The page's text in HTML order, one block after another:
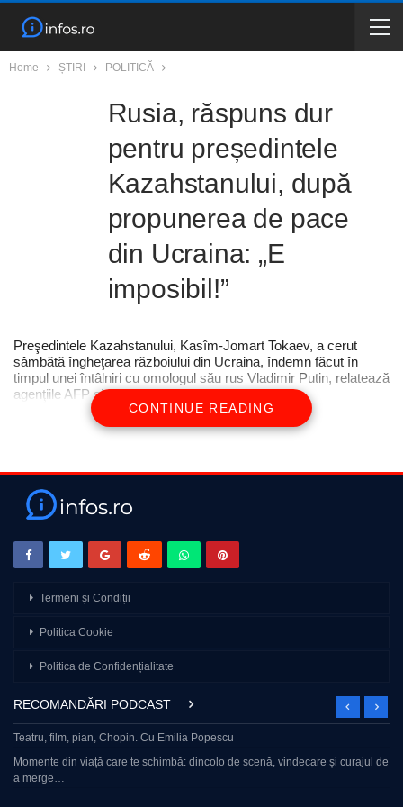
Home ȘTIRI POLITICĂ
Rusia, răspuns dur
pentru președintele
Kazahstanului, după
propunerea de pace
din Ucraina: „E
imposibil!”
Preşedintele Kazahstanului, Kasîm-Jomart Tokaev, a cerut
sâmbătă îngheţarea războiului din Ucraina, îndemn făcut în
timpul unei întâlniri cu omologul său rus Vladimir Putin, relatează
agenţiile AFP şi EFE, conform Agerpres.
CONTINUE READING
Termeni și Condiții
Politica Cookie
Politica de Confidențialitate
RECOMANDĂRI PODCAST
Teatru, film, pian, Chopin. Cu Emilia Popescu
Momente din viață care te schimbă: dincolo de scenă, vindecare și curajul de
a merge…